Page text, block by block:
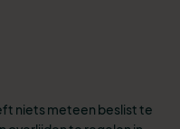
niets meteen beslist te